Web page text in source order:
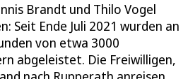
Brandt und Thilo Vogel
Seit Ende Juli 2021 wurden an
von etwa 3000
abgeleistet. Die Freiwilligen,